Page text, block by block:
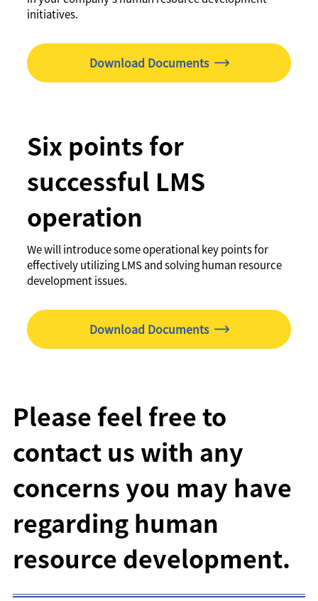
initiatives.
Download Documents
Six points for
successful LMS
operation
We will introduce some operational key points for
effectively utilizing LMS and solving human resource
development issues.
Download Documents
Please feel free to
contact us with any
concerns you may have
regarding human
resource development.